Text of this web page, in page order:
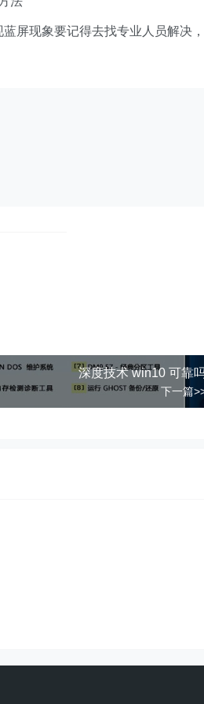
屏现象要记得去找专业人员解决，
深度技术 win10 可靠
下一篇